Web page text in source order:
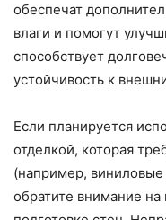
обеспечат
влаги и помогут
способствует
устойчивость к
Если планируется
отделкой, которая
(например,
обратите внимание